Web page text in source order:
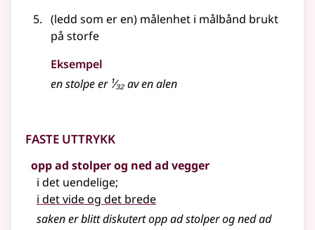
(ledd som er en) målenhet i målbånd brukt
på storfe
Eksempel
en stolpe er ¹⁄₃₂av en alen
Faste uttrykk
opp ad stolper og ned ad vegger
i det uendelige;
i det vide og det brede
saken er blitt diskutert opp ad stolper og ned ad